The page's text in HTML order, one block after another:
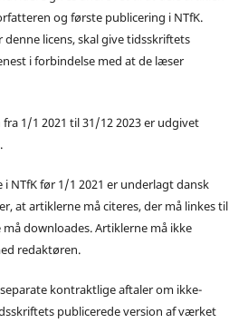
og første publicering i NTfK.
licens, skal give tidsskriftets
i forbindelse med at de læser
1/1 2021 til 31/12 2023 er udgivet
NTfK før 1/1 2021 er underlagt dansk
at artiklerne må citeres, der må linkes til
downloades. Artiklerne må ikke
redaktøren.
kontraktlige aftaler om ikke-
publicerede version af værket